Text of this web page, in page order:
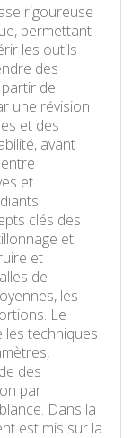
rigoureuse
permettant
les outils
des
de
une révision
et des
avant
et
clés des
et
et
de
les
Le
techniques
des
par
Dans la
est mis sur la